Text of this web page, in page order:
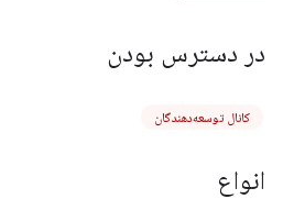
در دسترس بودن
کانال توسعه‌دهندگان
انواع